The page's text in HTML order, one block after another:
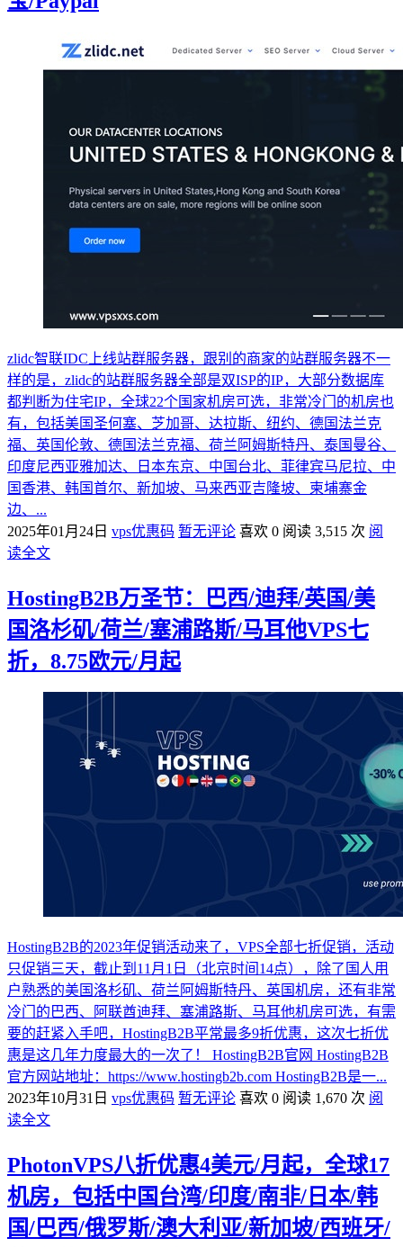
zlidc智联IDC上线站群服务器，跟别的商家的站群服务器不一
样的是，zlidc的站群服务器全部是双ISP的IP，大部分数据库
都判断为住宅IP，全球22个国家机房可选，非常冷门的机房也
有，包括美国圣何塞、芝加哥、达拉斯、纽约、德国法兰克
福、英国伦敦、德国法兰克福、荷兰阿姆斯特丹、泰国曼谷、
印度尼西亚雅加达、日本东京、中国台北、菲律宾马尼拉、中
国香港、韩国首尔、新加坡、马来西亚吉隆坡、柬埔寨金
边、...
2025年01月24日 vps优惠码 暂无评论 喜欢 0 阅读 3,515 次 阅
读全文
HostingB2B万圣节：巴西/迪拜/英国/美
国洛杉矶/荷兰/塞浦路斯/马耳他VPS七
折，8.75欧元/月起
HostingB2B的2023年促销活动来了，VPS全部七折促销，活动
只促销三天，截止到11月1日（北京时间14点），除了国人用
户熟悉的美国洛杉矶、荷兰阿姆斯特丹、英国机房，还有非常
冷门的巴西、阿联酋迪拜、塞浦路斯、马耳他机房可选，有需
要的赶紧入手吧，HostingB2B平常最多9折优惠，这次七折优
惠是这几年力度最大的一次了！ HostingB2B官网 HostingB2B
官方网站地址：https://www.hostingb2b.com HostingB2B是一...
2023年10月31日 vps优惠码 暂无评论 喜欢 0 阅读 1,670 次 阅
读全文
PhotonVPS八折优惠4美元/月起，全球17
机房，包括中国台湾/印度/南非/日本/韩
国/巴西/俄罗斯/澳大利亚/新加坡/西班牙/